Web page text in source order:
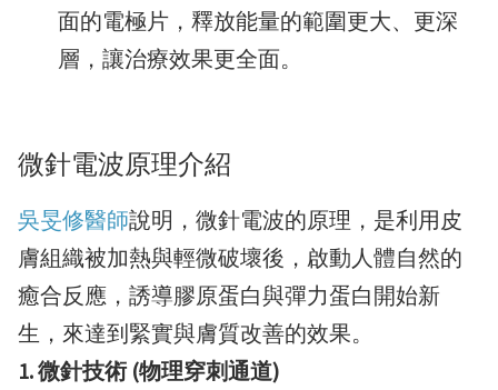
面的電極片，釋放能量的範圍更大、更深
層，讓治療效果更全面。
微針電波原理介紹
吳旻修醫師說明，微針電波的原理，是利用皮
膚組織被加熱與輕微破壞後，啟動人體自然的
癒合反應，誘導膠原蛋白與彈力蛋白開始新
生，來達到緊實與膚質改善的效果。
1. 微針技術 (物理穿刺通道)